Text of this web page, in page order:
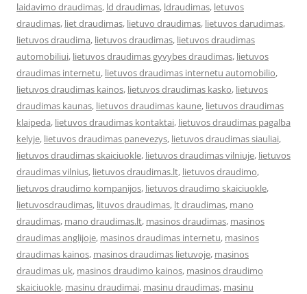
laidavimo draudimas, ld draudimas, ldraudimas, letuvos
draudimas, liet draudimas, lietuvo draudimas, lietuvos darudimas,
lietuvos draudima, lietuvos draudimas, lietuvos draudimas
automobiliui, lietuvos draudimas gyvybes draudimas, lietuvos
draudimas internetu, lietuvos draudimas internetu automobilio,
lietuvos draudimas kainos, lietuvos draudimas kasko, lietuvos
draudimas kaunas, lietuvos draudimas kaune, lietuvos draudimas
klaipeda, lietuvos draudimas kontaktai, lietuvos draudimas pagalba
kelyje, lietuvos draudimas panevezys, lietuvos draudimas siauliai,
lietuvos draudimas skaiciuokle, lietuvos draudimas vilniuje, lietuvos
draudimas vilnius, lietuvos draudimas.lt, lietuvos draudimo,
lietuvos draudimo kompanijos, lietuvos draudimo skaiciuokle,
lietuvosdraudimas, lituvos draudimas, lt draudimas, mano
draudimas, mano draudimas.lt, masinos draudimas, masinos
draudimas anglijoje, masinos draudimas internetu, masinos
draudimas kainos, masinos draudimas lietuvoje, masinos
draudimas uk, masinos draudimo kainos, masinos draudimo
skaiciuokle, masinu draudimai, masinu draudimas, masinu